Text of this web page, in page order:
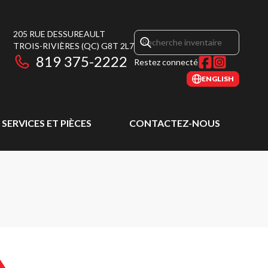
205 RUE DESSUREAULT
TROIS-RIVIÈRES (QC) G8T 2L7
819 375-2222 Restez connecté
ENGLISH
SERVICES ET PIÈCES CONTACTEZ-NOUS